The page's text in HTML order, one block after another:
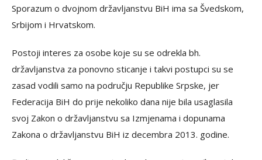
Sporazum o dvojnom državljanstvu BiH ima sa Švedskom,
Srbijom i Hrvatskom.
Postoji interes za osobe koje su se odrekla bh.
državljanstva za ponovno sticanje i takvi postupci su se
zasad vodili samo na području Republike Srpske, jer
Federacija BiH do prije nekoliko dana nije bila usaglasila
svoj Zakon o državljanstvu sa Izmjenama i dopunama
Zakona o državljanstvu BiH iz decembra 2013. godine.